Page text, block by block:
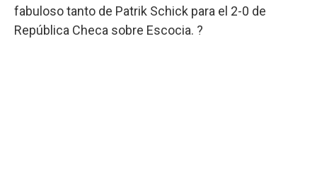
fabuloso tanto de Patrik Schick para el 2-0 de
República Checa sobre Escocia. ?